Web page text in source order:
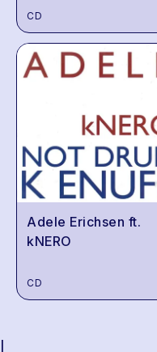
CD
Adele Erichsen ft.
kNERO
CD